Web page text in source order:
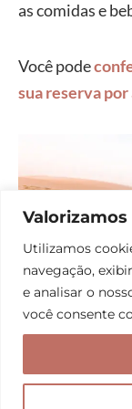
Utilizamos
navegação,
e analisar o
você consente
as comidas e
Você pode
sua reserva por